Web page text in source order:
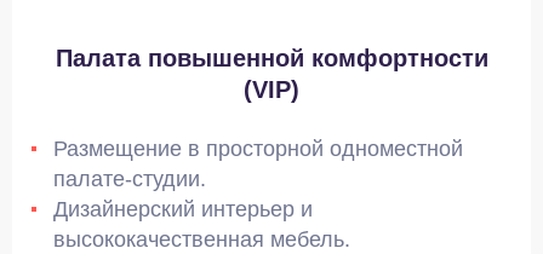
Палата повышенной комфортности
(VIP)
Размещение в просторной одноместной
палате-студии.
Дизайнерский интерьер и
высококачественная мебель.